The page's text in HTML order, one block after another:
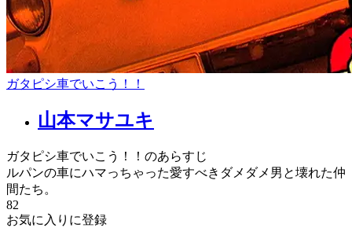
ガタピシ車でいこう！！
山本マサユキ
ガタピシ車でいこう！！のあらすじ
ルパンの車にハマっちゃった愛すべきダメダメ男と壊れた仲
間たち。
82
お気に入りに登録